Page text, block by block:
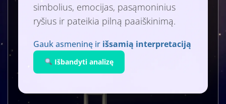
simbolius, emocijas, pasąmoninius
ryšius ir pateikia pilną paaiškinimą.
Gauk asmeninę ir išsamią interpretaciją
Išbandyti analizę